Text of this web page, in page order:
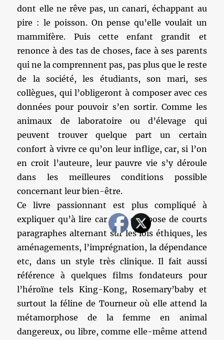
dont elle ne rêve pas, un canari, échappant au
pire : le poisson. On pense qu’elle voulait un
mammifère. Puis cette enfant grandit et
renonce à des tas de choses, face à ses parents
qui ne la comprennent pas, pas plus que le reste
de la société, les étudiants, son mari, ses
collègues, qui l’obligeront à composer avec ces
données pour pouvoir s’en sortir. Comme les
animaux de laboratoire ou d’élevage qui
peuvent trouver quelque part un certain
confort à vivre ce qu’on leur inflige, car, si l’on
en croit l’auteure, leur pauvre vie s’y déroule
dans les meilleures conditions possible
concernant leur bien-être.
Ce livre passionnant est plus compliqué à
expliquer qu’à lire car il se compose de courts
paragraphes alternant sur les lois éthiques, les
aménagements, l’imprégnation, la dépendance
etc, dans un style très clinique. Il fait aussi
référence à quelques films fondateurs pour
l’héroïne tels King-Kong, Rosemary’baby et
surtout la féline de Tourneur où elle attend la
métamorphose de la femme en animal
dangereux, ou libre, comme elle-même attend